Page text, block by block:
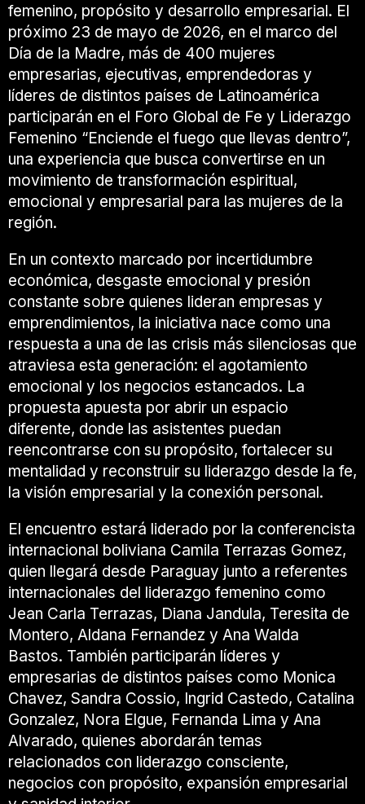
femenino, propósito y desarrollo empresarial. El
próximo 23 de mayo de 2026, en el marco del
Día de la Madre, más de 400 mujeres
empresarias, ejecutivas, emprendedoras y
líderes de distintos países de Latinoamérica
participarán en el Foro Global de Fe y Liderazgo
Femenino “Enciende el fuego que llevas dentro”,
una experiencia que busca convertirse en un
movimiento de transformación espiritual,
emocional y empresarial para las mujeres de la
región.
En un contexto marcado por incertidumbre
económica, desgaste emocional y presión
constante sobre quienes lideran empresas y
emprendimientos, la iniciativa nace como una
respuesta a una de las crisis más silenciosas que
atraviesa esta generación: el agotamiento
emocional y los negocios estancados. La
propuesta apuesta por abrir un espacio
diferente, donde las asistentes puedan
reencontrarse con su propósito, fortalecer su
mentalidad y reconstruir su liderazgo desde la fe,
la visión empresarial y la conexión personal.
El encuentro estará liderado por la conferencista
internacional boliviana Camila Terrazas Gomez,
quien llegará desde Paraguay junto a referentes
internacionales del liderazgo femenino como
Jean Carla Terrazas, Diana Jandula, Teresita de
Montero, Aldana Fernandez y Ana Walda
Bastos. También participarán líderes y
empresarias de distintos países como Monica
Chavez, Sandra Cossio, Ingrid Castedo, Catalina
Gonzalez, Nora Elgue, Fernanda Lima y Ana
Alvarado, quienes abordarán temas
relacionados con liderazgo consciente,
negocios con propósito, expansión empresarial